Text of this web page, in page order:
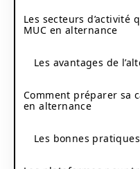
Les secteurs d’activité
MUC en alternance
Les avantages de
Comment préparer sa
en alternance
Les bonnes